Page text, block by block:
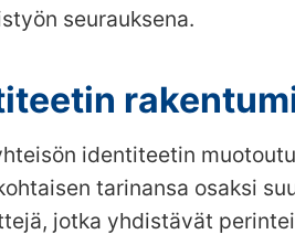
seurauksena.
identiteetin
tarinansa osaksi
jotka yhdistävät